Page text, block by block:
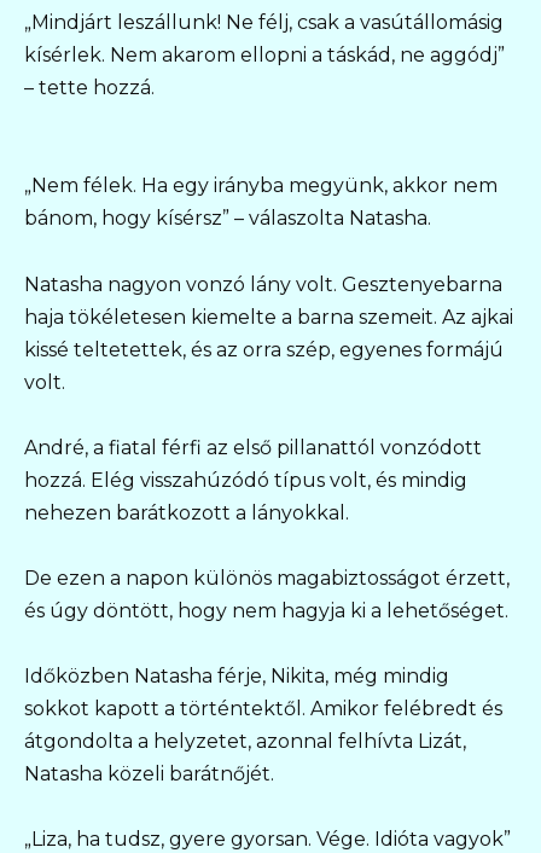
„Mindjárt leszállunk! Ne félj, csak a vasútállomásig
kísérlek. Nem akarom ellopni a táskád, ne aggódj”
– tette hozzá.
„Nem félek. Ha egy irányba megyünk, akkor nem
bánom, hogy kísérsz” – válaszolta Natasha.
Natasha nagyon vonzó lány volt. Gesztenyebarna
haja tökéletesen kiemelte a barna szemeit. Az ajkai
kissé teltetettek, és az orra szép, egyenes formájú
volt.
André, a fiatal férfi az első pillanattól vonzódott
hozzá. Elég visszahúzódó típus volt, és mindig
nehezen barátkozott a lányokkal.
De ezen a napon különös magabiztosságot érzett,
és úgy döntött, hogy nem hagyja ki a lehetőséget.
Időközben Natasha férje, Nikita, még mindig
sokkot kapott a történtektől. Amikor felébredt és
átgondolta a helyzetet, azonnal felhívta Lizát,
Natasha közeli barátnőjét.
„Liza, ha tudsz, gyere gyorsan. Vége. Idióta vagyok”